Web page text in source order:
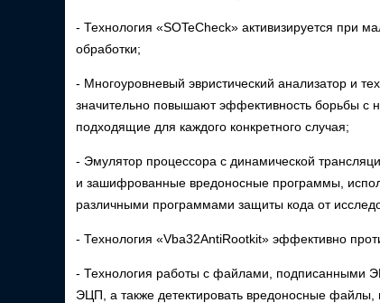
- Технология «SOTeCheck» активизируется при
обработки;
- Многоуровневый эвристический анализатор и
значительно повышают эффективность борьбы с
подходящие для каждого конкретного случая;
- Эмулятор процессора с динамической
и зашифрованные вредоносные программы,
различными программами защиты кода от
- Технология «Vba32AntiRootkit» эффективно
- Технология работы с файлами, подписанными
ЭЦП, а также детектировать вредоносные